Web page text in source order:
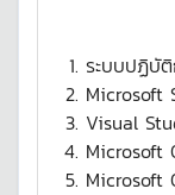
ระบบปฏิบั
Microsoft
Visual
Microsoft
Microsoft